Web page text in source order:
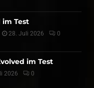
im Test
28. Juli 2026 0
im Test
2026 0